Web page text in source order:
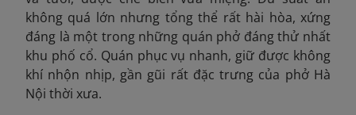
không quá lớn nhưng tổng thể rất hài hòa, xứng
đáng là một trong những quán phở đáng thử nhất
khu phố cổ. Quán phục vụ nhanh, giữ được không
khí nhộn nhịp, gần gũi rất đặc trưng của phở Hà
Nội thời xưa.